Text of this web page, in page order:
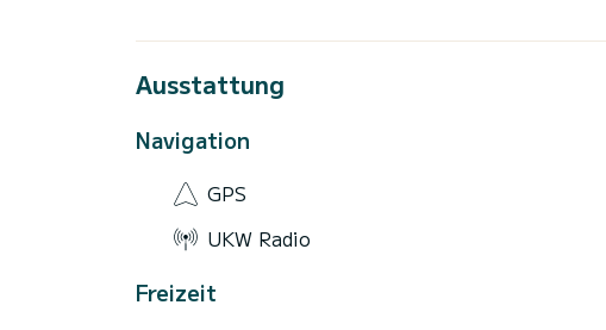
Ausstattung
Navigation
GPS
UKW Radio
Freizeit